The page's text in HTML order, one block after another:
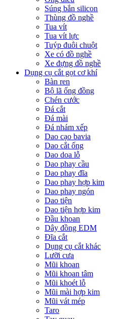
Súng bắn silicon
Thùng đồ nghề
Tua vít
Tua vít lực
Tuýp đuôi chuột
Xe có đồ nghề
Xe đựng đồ nghề
Dụng cụ cắt gọt cơ khí
Bàn ren
Bộ lã ống đồng
Chén cước
Đá cắt
Đá mài
Đá nhám xếp
Dao cạo bavia
Dao cắt ống
Dao doa lỗ
Dao phay cầu
Dao phay đĩa
Dao phay hợp kim
Dao phay ngón
Dao tiện
Dao tiện hợp kim
Đầu khoan
Dây đồng EDM
Đĩa cắt
Dụng cụ cắt khác
Lưỡi cưa
Mũi khoan
Mũi khoan tâm
Mũi khoét lỗ
Mũi mài hợp kim
Mũi vát mép
Taro